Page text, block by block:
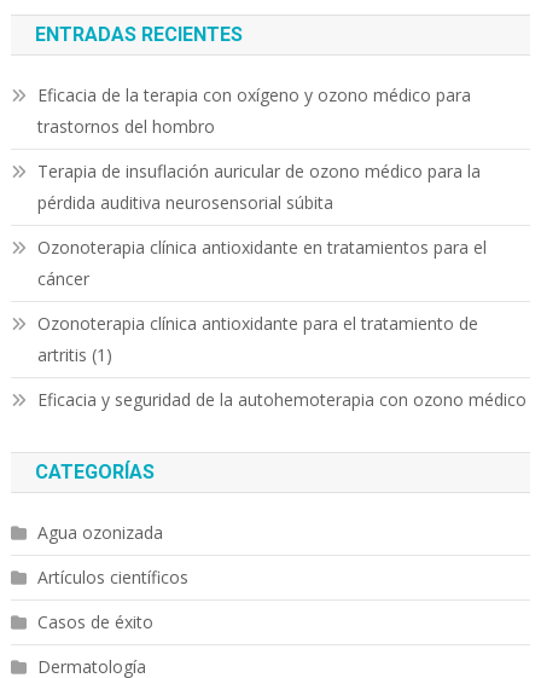
entradas
ENTRADAS RECIENTES
Eficacia de la terapia con oxígeno y ozono médico para
trastornos del hombro
Terapia de insuflación auricular de ozono médico para la
pérdida auditiva neurosensorial súbita
Ozonoterapia clínica antioxidante en tratamientos para el
cáncer
Ozonoterapia clínica antioxidante para el tratamiento de
artritis (1)
Eficacia y seguridad de la autohemoterapia con ozono médico
CATEGORÍAS
Agua ozonizada
Artículos científicos
Casos de éxito
Dermatología